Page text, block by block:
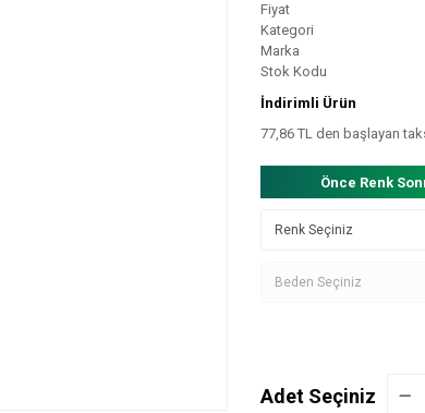
Fiyat
Kategori
Marka
Stok Kodu
İndirimli Ürün
77,86 TL den başlayan
Önce Renk
Adet Seçiniz